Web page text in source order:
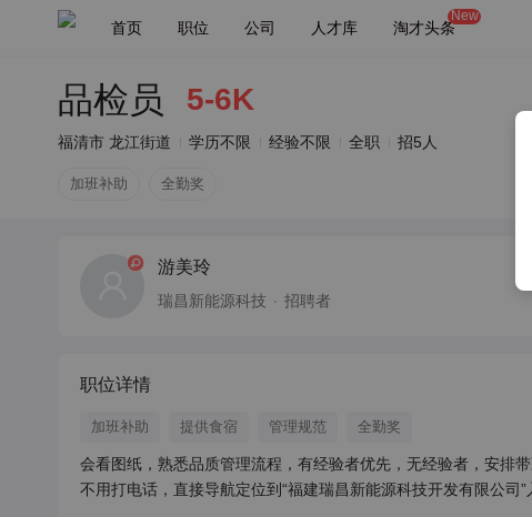
首页 职位 公司 人才库 淘才头条
New
品检员 5-6K
福清市 龙江街道 学历不限 经验不限 全职 招5人
加班补助 全勤奖
游美玲
瑞昌新能源科技 招聘者
职位详情
加班补助 提供食宿 管理规范 全勤奖
会看图纸，熟悉品质管理流程，有经验者优先，无经验者，安排
不用打电话，直接导航定位到“福建瑞昌新能源科技开发有限公司”